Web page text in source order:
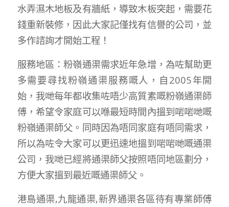
水弄濕木地板及有牆紙，導致木板突起，需要花
錢重新裝修，因此大家記僅找有信譽的公司，並
多作諮詢才開始工程！
服務地區：粉嶺通渠需求近年急增，為咗幫助更
多需要尋找粉嶺通渠服務嘅人，自2005年開
始，我哋每年都收集咗唔少高質素嘅粉嶺通渠師
傅，希望令家庭可以喺最短時間內搵到啱啱哋嘅
粉嶺通渠師父。同時因為唔同家庭有唔同需求，
所以為咗令大家可以更迅速地搵到啱啱哋嘅通渠
公司，我哋已經將通渠師父按照唔同地區劃分，
方便大家搵到最近嘅通渠師父。
港島通渠,九龍通渠,新界通渠各區待有專業師傅